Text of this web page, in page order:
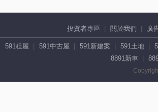
投資者專區 關於我們 廣
591租屋 591中古屋 591新建案 591土地
8891新車